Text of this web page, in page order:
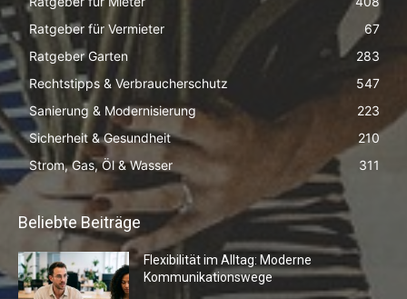
Ratgeber für Vermieter
67
Ratgeber Garten
283
Rechtstipps & Verbraucherschutz
547
Sanierung & Modernisierung
223
Sicherheit & Gesundheit
210
Strom, Gas, Öl & Wasser
311
Beliebte Beiträge
Flexibilität im Alltag: Moderne
Kommunikationswege